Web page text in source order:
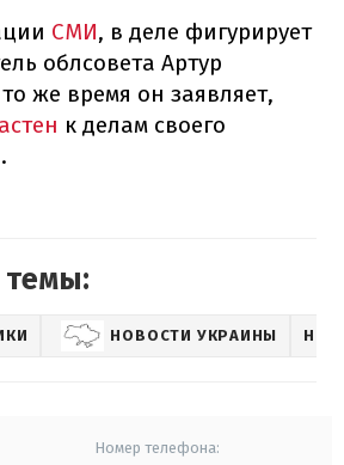
СМИ, в деле фигурирует
облсовета Артур
же время он заявляет,
к делам своего
НОВОСТИ УКРАИНЫ
Номер телефона: